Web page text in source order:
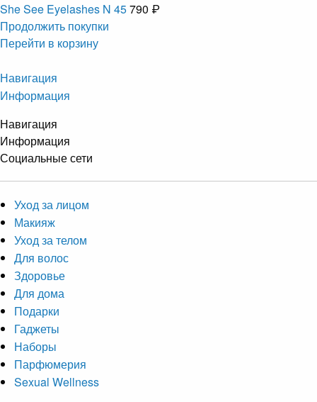
She See Eyelashes N 45790 ₽
Продолжить покупки
Перейти в корзину
Навигация
Информация
Навигация
Информация
Социальные сети
Уход за лицом
Макияж
Уход за телом
Для волос
Здоровье
Для дома
Подарки
Гаджеты
Наборы
Парфюмерия
Sexual Wellness